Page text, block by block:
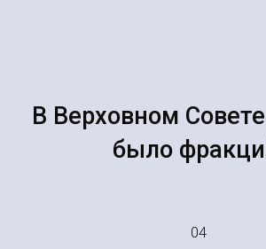
В Верховном
было
04